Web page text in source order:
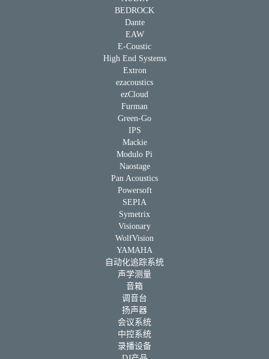
BEDROCK
Dante
EAW
E-Coustic
High End Systems
Extron
ezacoustics
ezCloud
Furman
Green-Go
IPS
Mackie
Modulo Pi
Naostage
Pan Acoustics
Powersoft
SEPIA
Symetrix
Visionary
WolfVision
YAMAHA
自动化追踪系统
声学测量
音箱
调音台
扬声器
会议系统
中控系统
录播设备